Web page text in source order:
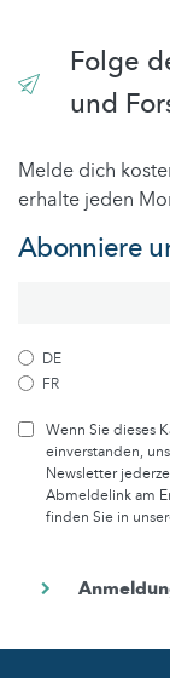
Folge
und
Melde dich
erhalte jeden
Abonniere
DE
FR
Wenn Sie dieses
einverstanden,
Newsletter
Abmeldelink am
finden Sie in